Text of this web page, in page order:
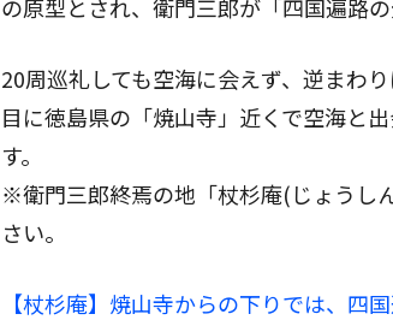
の原型とされ、衛門三郎が「四国遍路
20周巡礼しても空海に会えず、逆まわ
目に徳島県の「焼山寺」近くで空海と
す。
※衛門三郎終焉の地「杖杉庵(じょうし
さい。
【杖杉庵】 焼山寺からの下りでは、四